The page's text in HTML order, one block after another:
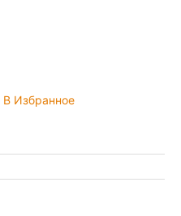
В Избранное